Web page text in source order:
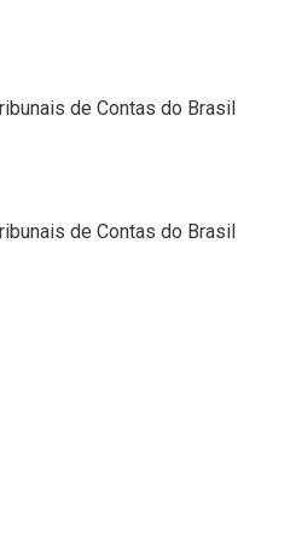
de Contas do Brasil
de Contas do Brasil